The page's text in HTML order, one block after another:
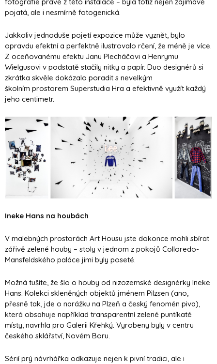
fotografie právě z této instalace – byla totiž nejen zajímavě
pojatá, ale i nesmírně fotogenická.
Jakkoliv jednoduše pojetí expozice může vyznět, bylo
opravdu efektní a perfektně ilustrovalo rčení, že méně je více.
Z oceňovanému efektu Janu Plecháčovi a Henrymu
Wielgusovi v podstatě stačily nitky a papír. Duo designérů si
zkrátka skvěle dokázalo poradit s nevelkým
školním prostorem Superstudia Hra a efektivně využít každý
jeho centimetr.
Ineke Hans na houbách
V malebných prostorách Art Housu jste dokonce mohli sbírat
zářivě zelené houby – stoly v jednom z pokojů Colloredo-
Mansfeldského paláce jimi byly poseté.
Možná tušíte, že šlo o houby od nizozemské designérky Ineke
Hans. Kolekci skleněných objektů jménem Pilzsen (ano,
přesně tak, jde o narážku na Plzeň a český fenomén piva),
která obsahuje například transparentní zelené puntíkaté
místy, navrhla pro Galerii Křehký. Vyrobeny byly v centru
českého sklářství, Novém Boru.
Sérií prý návrhářka odkazuje nejen k pivní tradici, ale i